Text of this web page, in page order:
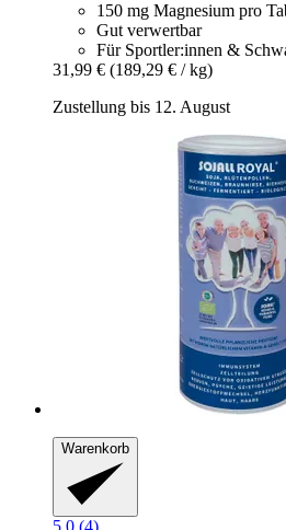
150 mg Magnesium pro
Gut verwertbar
Für Sportler:innen &
31,99 € (189,29 € / kg)
Zustellung bis 12. August
Warenkorb
5.0 (4)